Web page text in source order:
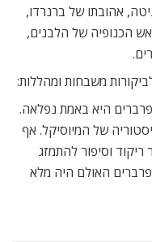
אהובתו של ברנרדו,
הכנופיה של הלבנים,
משבחות ומהללות:
שנה לסיפור הפרברים היא באמת נפלאה.
של המיוסיקל. אף
וסיפור להתמזג
האולם היה מלא